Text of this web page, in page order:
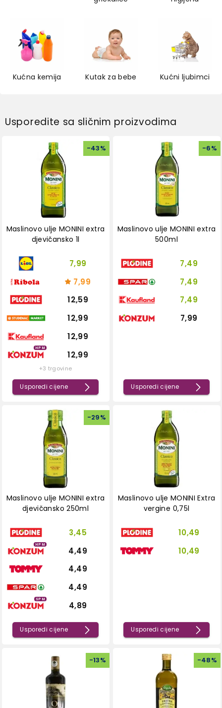
Kućna kemija Kutak za bebe Kućni ljubimci
Usporedite sa sličnim proizvodima
-43%
Maslinovo ulje MONINI extra
djevičansko 1l
7,99
7,99
12,59
12,99
12,99
HPM
12,99
+3 trgovine
Usporedi cijene
-6%
Maslinovo ulje MONINI extra
500ml
7,49
7,49
7,49
7,99
Usporedi cijene
-29%
Maslinovo ulje MONINI extra
djevičansko 250ml
3,45
HPM
4,49
4,49
4,49
SPM
4,89
Usporedi cijene
Maslinovo ulje MONINI Extra
vergine 0,75l
10,49
10,49
Usporedi cijene
-13% -48%